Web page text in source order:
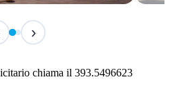
Michele
C. Colombo
›
chiama il 393.5496623